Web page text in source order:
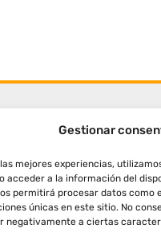
Gestionar
mejores experiencias,
acceder a la información del
permitirá procesar datos como
únicas en este sitio. No
negativamente a ciertas